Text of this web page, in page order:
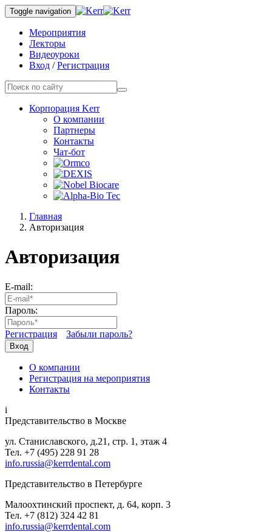
Toggle navigation
Мероприятия
Лекторы
Видеоуроки
Вход /Регистрация
Корпорация Kerr
О компании
Партнеры
Контакты
Чат-бот
Главная
Авторизация
Авторизация
E-mail:
Пароль:
Регистрация Забыли пароль?
Вход
О компании
Регистрация на мероприятия
Контакты
i
Представительство в Москве
ул. Станиславского, д.21, стр. 1, этаж 4
Тел. +7 (495) 228 91 28
info.russia@kerrdental.com
Представительство в Петербурге
Малоохтинский проспект, д. 64, корп. 3
Тел. +7 (812) 324 42 81
info.russia@kerrdental.com